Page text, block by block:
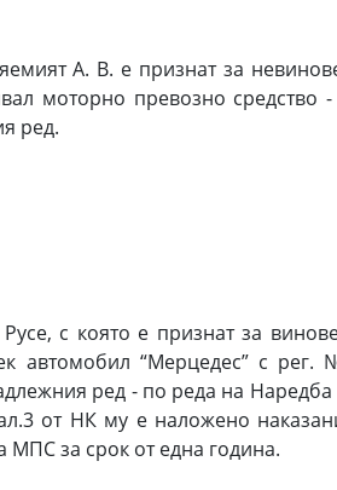
А. В. е признат за
моторно превозно средство
ред.
с която е признат за
автомобил “Мерцедес” с
ред - по реда на
от НК му е наложено
МПС за срок от една година.